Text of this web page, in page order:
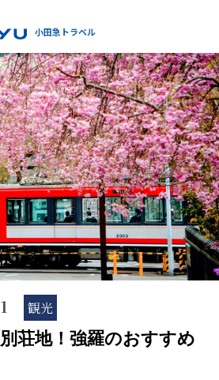
小田急トラベル
観光
荘地！強羅のおすすめ